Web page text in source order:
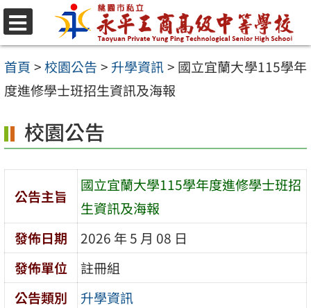
跳
至
主
要
容
區
首頁 >校園公告 > 升學資訊> 國立宜蘭大學115學年
度進修學士班招生資訊及海報
校園公告
公告主旨
國立宜蘭大學115學年度進修學士班招
生資訊及海報
發佈日期
2026 年 5 月 08 日
發佈單位
註冊組
公告類別
升學資訊
選
單